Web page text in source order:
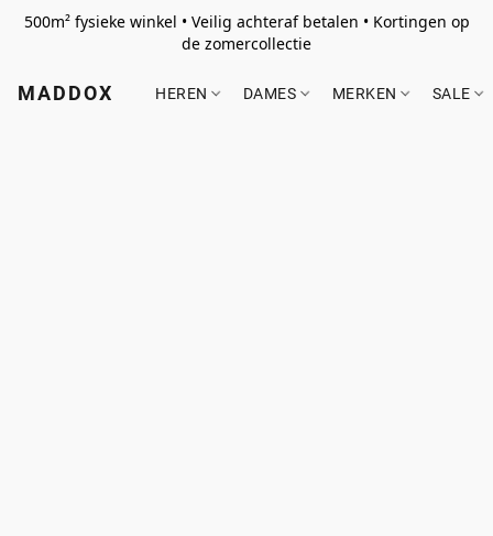
500m² fysieke winkel • Veilig achteraf betalen • Kortingen op
de zomercollectie
MADDOX HEREN DAMES MERKEN SALE